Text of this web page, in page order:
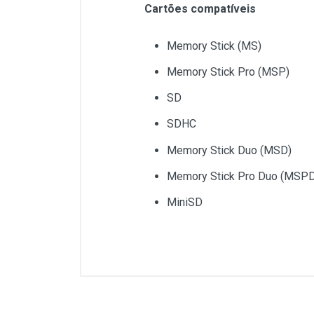
Cartões compatíveis
Memory Stick (MS)
Memory Stick Pro (MSP)
SD
SDHC
Memory Stick Duo (MSD)
Memory Stick Pro Duo
MiniSD